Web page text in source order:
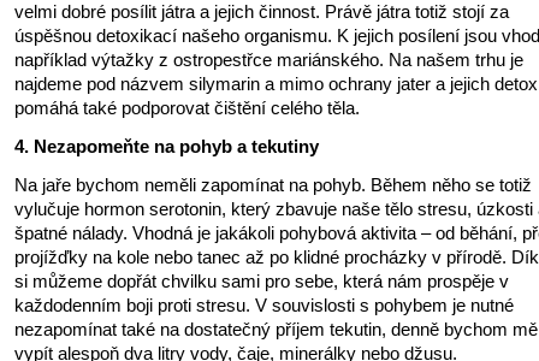
velmi dobré posílit játra a jejich činnost. Právě játra totiž stojí za
úspěšnou detoxikací našeho organismu. K jejich posílení jsou
například výtažky z ostropestřce mariánského. Na našem trhu je
najdeme pod názvem silymarin a mimo ochrany jater a jejich
pomáhá také podporovat čištění celého těla.
4. Nezapomeňte na pohyb a tekutiny
Na jaře bychom neměli zapomínat na pohyb. Během něho se totiž
vylučuje hormon serotonin, který zbavuje naše tělo stresu, úzkosti
špatné nálady. Vhodná je jakákoli pohybová aktivita – od běhání,
projížďky na kole nebo tanec až po klidné procházky v přírodě.
si můžeme dopřát chvilku sami pro sebe, která nám prospěje v
každodenním boji proti stresu. V souvislosti s pohybem je nutné
nezapomínat také na dostatečný příjem tekutin, denně bychom
vypít alespoň dva litry vody, čaje, minerálky nebo džusu.